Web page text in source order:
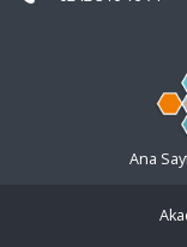
Ana